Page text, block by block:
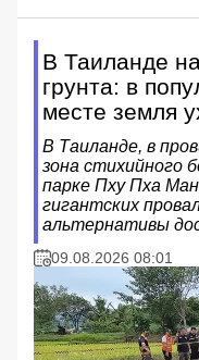
В Таиланде
грунта: в
месте земля
В Таиланде, в
зона стихийного
парке Пху Пха
гигантских
альтернативы
09.08.2026 08:01